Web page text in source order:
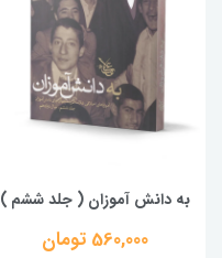
به دانش آموزان ( جلد ششم )
560,000 تومان